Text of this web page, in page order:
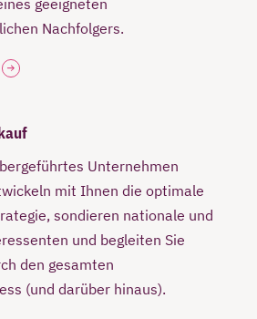
geeigneten
Nachfolgers.
Unternehmen
mit Ihnen die optimale
sondieren nationale und
und begleiten Sie
den gesamten
(und darüber hinaus).